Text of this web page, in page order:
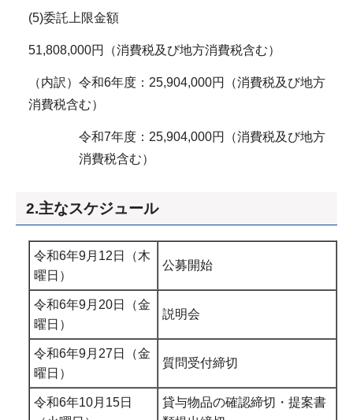
(5)委託上限金額
51,808,000円（消費税及び地方消費税含む）
（内訳）令和6年度：25,904,000円（消費税及び地方
消費税含む）
令和7年度：25,904,000円（消費税及び地方
消費税含む）
2.主なスケジュール
令和6年9月12日（木
曜日）
公募開始
令和6年9月20日（金
曜日）
説明会
令和6年9月27日（金
曜日）
質問受付締切
令和6年10月15日
貸与物品の確認締切・提案書